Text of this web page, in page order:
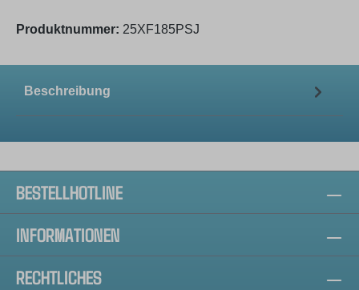
Produktnummer: 25XF185PSJ
Beschreibung
BESTELLHOTLINE
INFORMATIONEN
RECHTLICHES